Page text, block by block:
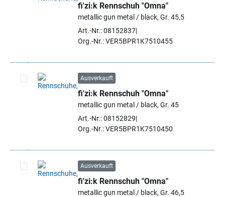
Artikel auswählen
fi'zi:k Rennschuh "Omna"
metallic gun metal / black, Gr. 45,5
Art.-Nr.: 08152837
Org.-Nr.: VER5BPR1K7510455
Artikel auswählen
Ausverkauft
fi'zi:k Rennschuh "Omna"
metallic gun metal / black, Gr. 45
Art.-Nr.: 08152829
Org.-Nr.: VER5BPR1K7510450
Artikel auswählen
Ausverkauft
fi'zi:k Rennschuh "Omna"
metallic gun metal / black, Gr. 46,5